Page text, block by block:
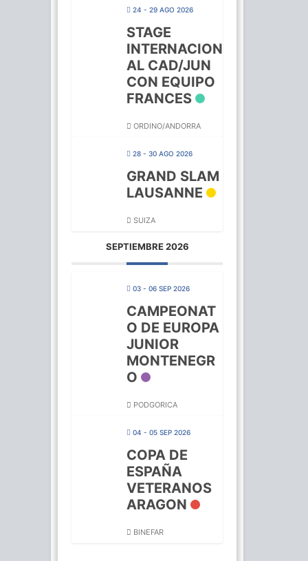
24 - 29 AGO 2026
STAGE
INTERNACION
AL CAD/JUN
CON EQUIPO
FRANCES
ORDINO/ANDORRA
28 - 30 AGO 2026
GRAND SLAM
LAUSANNE
SUIZA
SEPTIEMBRE 2026
03 - 06 SEP 2026
CAMPEONAT
O DE EUROPA
JUNIOR
MONTENEGR
O
PODGORICA
04 - 05 SEP 2026
COPA DE
ESPAÑA
VETERANOS
ARAGON
BINEFAR